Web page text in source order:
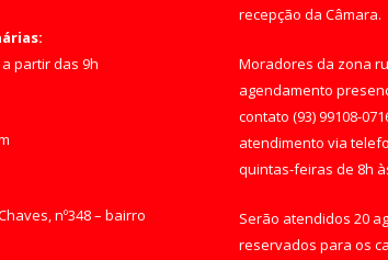
partir das 9h
nº348 – bairro
recepção da Câmara.
Moradores da zona
agendamento
contato (93) 99108-
atendimento via
quintas-feiras de 8h
Serão atendidos 20
reservados para os